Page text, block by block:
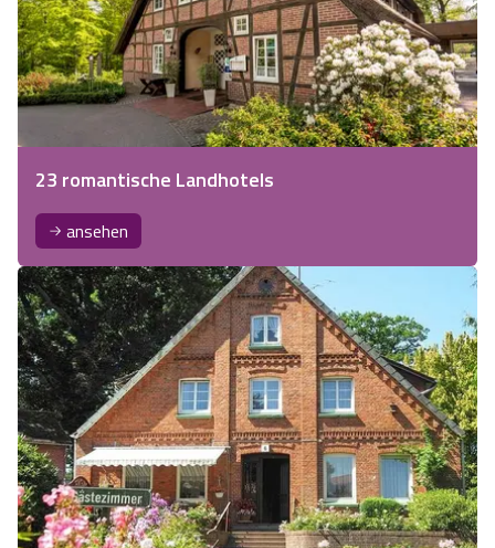
23 romantische Landhotels
ansehen